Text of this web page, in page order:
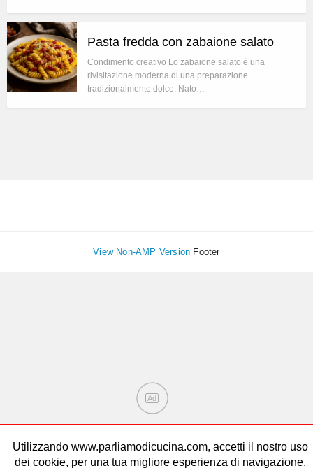
Pasta fredda con zabaione salato
Condimento creativo Lo zabaione salato è una
rivisitazione moderna di una preparazione
tradizionalmente dolce. Nato…
View Non-AMP Version Footer
Utilizzando www.parliamodicucina.com, accetti il nostro uso
dei cookie, per una tua migliore esperienza di navigazione.
Ad